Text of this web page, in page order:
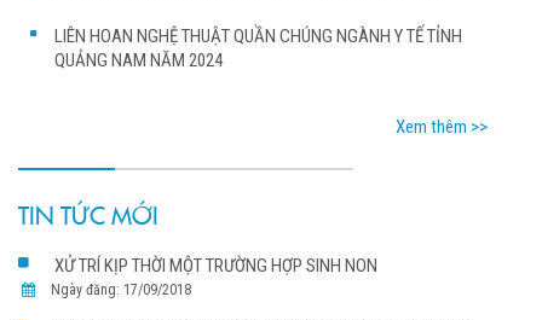
LIÊN HOAN NGHỆ THUẬT QUẦN CHÚNG NGÀNH Y TẾ TỈNH
QUẢNG NAM NĂM 2024
Xem thêm >>
TIN TỨC MỚI
XỬ TRÍ KỊP THỜI MỘT TRƯỜNG HỢP SINH NON
Ngày đăng: 17/09/2018